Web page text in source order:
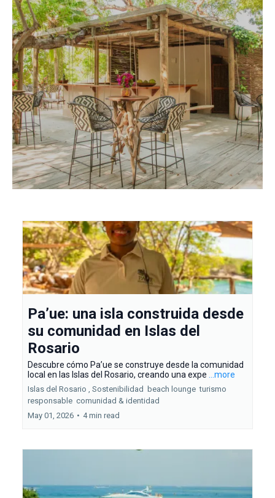
Pa’ue: una isla construida desde
su comunidad en Islas del
Rosario
Descubre cómo Pa’ue se construye desde la comunidad
local en las Islas del Rosario, creando una expe
...more
Islas del Rosario , Sostenibilidad beach lounge turismo
responsable comunidad & identidad
May 01, 2026 • 4 min read